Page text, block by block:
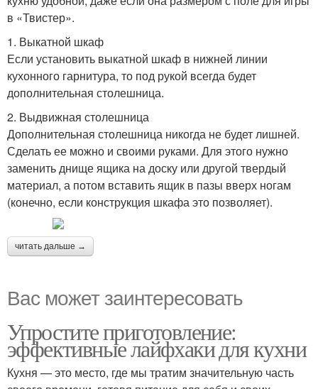
в «Твистер».
1. Выкатной шкаф
Если установить выкатной шкаф в нижней линии
кухонного гарнитура, то под рукой всегда будет
дополнительная столешница.
2. Выдвижная столешница
Дополнительная столешница никогда не будет лишней.
Сделать ее можно и своими руками. Для этого нужно
заменить днище ящика на доску или другой твердый
материал, а потом вставить ящик в пазы вверх ногам
(конечно, если конструкция шкафа это позволяет).
читать дальше →
Вас может заинтересовать
Упростите приготовление:
эффективные лайфхаки для кухни
Кухня — это место, где мы тратим значительную часть